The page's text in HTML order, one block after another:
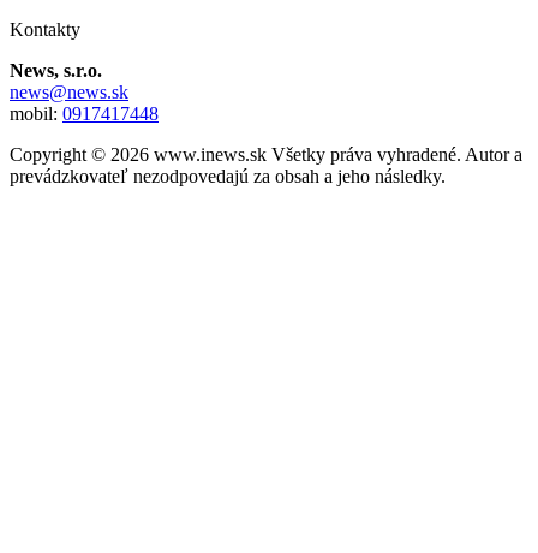
Kontakty
News, s.r.o.
news@news.sk
mobil: 0917417448
Copyright © 2026 www.inews.sk Všetky práva vyhradené. Autor a
prevádzkovateľ nezodpovedajú za obsah a jeho následky.